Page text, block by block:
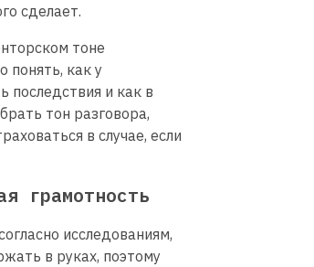
сделает.
тоне
понять, как у
последствия и как в
тон разговора,
в случае, если
грамотность
исследованиям,
в руках, поэтому